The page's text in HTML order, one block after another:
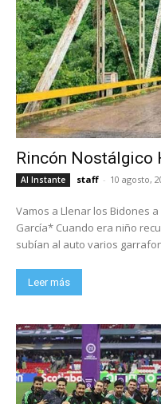
Rincón Nostálgico
Al Instante staff - 10 agosto,
Vamos a Llenar los Bidones
García* Cuando era niño recuerdo que mis padres asiduamente
subían al auto varios
Leer más